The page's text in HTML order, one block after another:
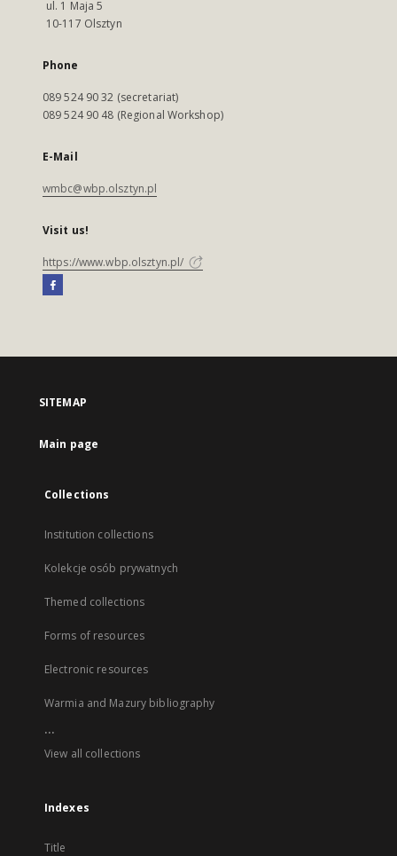
ul. 1 Maja 5
10-117 Olsztyn
Phone
089 524 90 32 (secretariat)
089 524 90 48 (Regional Workshop)
E-Mail
wmbc@wbp.olsztyn.pl
Visit us!
https://www.wbp.olsztyn.pl/
SITEMAP
Main page
Collections
Institution collections
Kolekcje osób prywatnych
Themed collections
Forms of resources
Electronic resources
Warmia and Mazury bibliography
...
View all collections
Indexes
Title